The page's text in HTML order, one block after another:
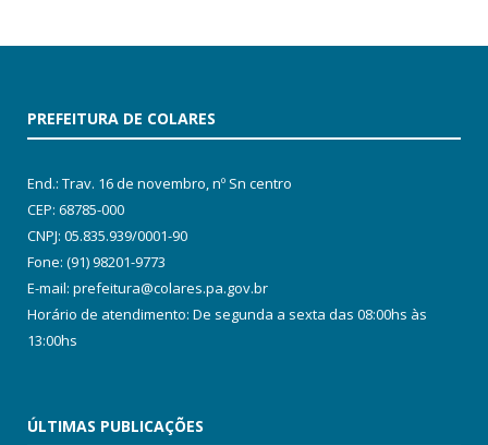
PREFEITURA DE COLARES
End.: Trav. 16 de novembro, nº Sn centro
CEP: 68785-000
CNPJ: 05.835.939/0001-90
Fone: (91) 98201-9773
E-mail: prefeitura@colares.pa.gov.br
Horário de atendimento: De segunda a sexta das 08:00hs às
13:00hs
ÚLTIMAS PUBLICAÇÕES